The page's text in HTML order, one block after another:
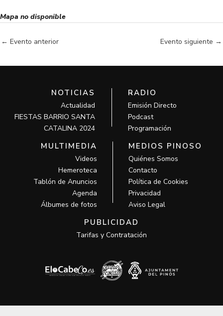
Mapa no disponible
← Evento anterior Evento siguiente →
NOTICIAS
Actualidad
FIESTAS BARRIO SANTA
CATALINA 2024
RADIO
Emisión Directo
Podcast
Programación
MULTIMEDIA
Videos
Hemeroteca
Tablón de Anuncios
Agenda
Álbumes de fotos
MEDIOS PINOSO
Quiénes Somos
Contacto
Política de Cookies
Privacidad
Aviso Legal
PUBLICIDAD
Tarifas y Contratación